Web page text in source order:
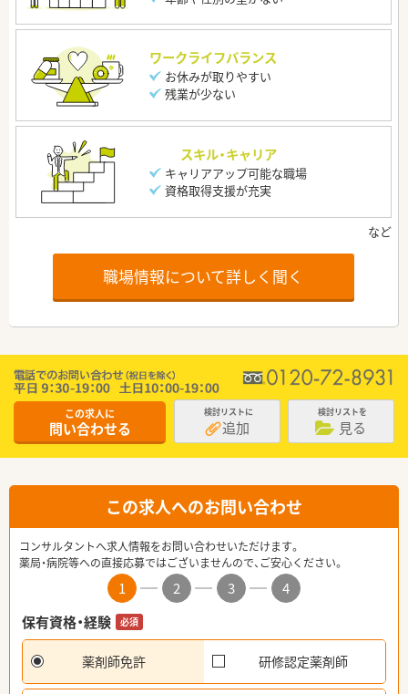
ワークライフバランス
お休みが取りやすい
残業が少ない
スキル・キャリア
キャリアアップ可能な職場
資格取得支援が充実
職場情報について詳しく聞く
この求人に
問い合わせる
検討リストに
追加
検討リストを
見る
この求人へのお問い合わせ
コンサルタントへ求人情報をお問い合わせいただけます。
薬局・病院等への直接応募ではございませんので、ご安心ください。
1 2 3
4
保有資格・経験
必須
薬剤師免許 研修認定薬剤師